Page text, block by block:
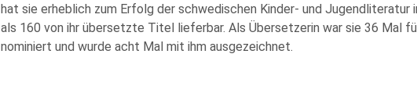
hat sie erheblich zum Erfolg der schwedischen Kinder- und
als 160 von ihr übersetzte Titel lieferbar. Als Übersetzerin war sie 36 Mal
nominiert und wurde acht Mal mit ihm ausgezeichnet.